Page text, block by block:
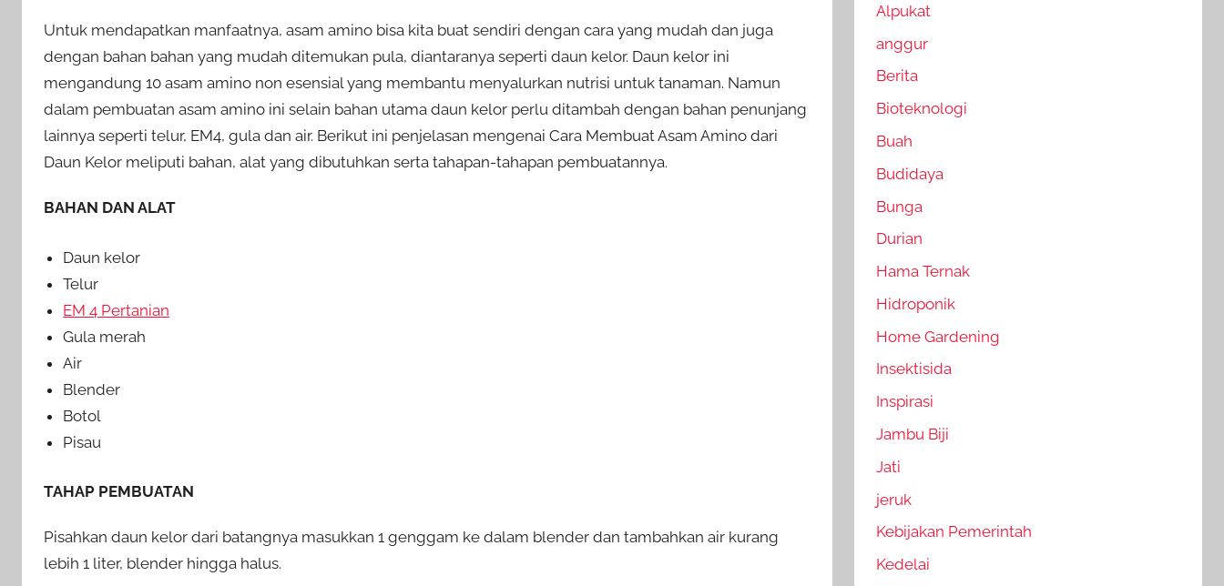
Untuk mendapatkan manfaatnya, asam amino bisa kita buat sendiri dengan cara yang mudah dan juga
dengan bahan bahan yang mudah ditemukan pula, diantaranya seperti daun kelor. Daun kelor ini
mengandung 10 asam amino non esensial yang membantu menyalurkan nutrisi untuk tanaman. Namun
dalam pembuatan asam amino ini selain bahan utama daun kelor perlu ditambah dengan bahan penunjang
lainnya seperti telur, EM4, gula dan air. Berikut ini penjelasan mengenai Cara Membuat Asam Amino dari
Daun Kelor meliputi bahan, alat yang dibutuhkan serta tahapan-tahapan pembuatannya.
BAHAN DAN ALAT
Daun kelor
Telur
EM 4 Pertanian
Gula merah
Air
Blender
Botol
Pisau
TAHAP PEMBUATAN
Pisahkan daun kelor dari batangnya masukkan 1 genggam ke dalam blender dan tambahkan air kurang
lebih 1 liter, blender hingga halus.
Alpukat
anggur
Berita
Bioteknologi
Buah
Budidaya
Bunga
Durian
Hama Ternak
Hidroponik
Home Gardening
Insektisida
Inspirasi
Jambu Biji
Jati
jeruk
Kebijakan Pemerintah
Kedelai